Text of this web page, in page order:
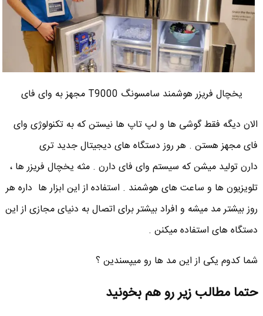
یخچال فریزر هوشمند سامسونگ T9000 مجهز به وای فای
الان دیگه فقط گوشی ها و لپ تاپ ها نیستن که به تکنولوژی وای
فای مجهز هستن . هر روز دستگاه های دیجیتال جدید تری
دارن تولید میشن که سیستم وای فای دارن . مثه یخچال فریزر ها ،
تلویزیون ها و ساعت های هوشمند . استفاده از این ابزار ها داره هر
روز بیشتر مد میشه و افراد بیشتر برای اتصال به دنیای مجازی از این
دستگاه های استفاده میکنن .
شما کدوم یکی از این مد ها رو میپسندین ؟
حتما مطالب زیر رو هم بخونید